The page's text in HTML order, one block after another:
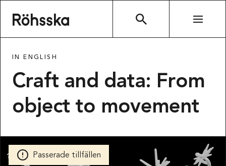
IN ENGLISH
Craft and data: From
object to movement
Passerade tillfällen